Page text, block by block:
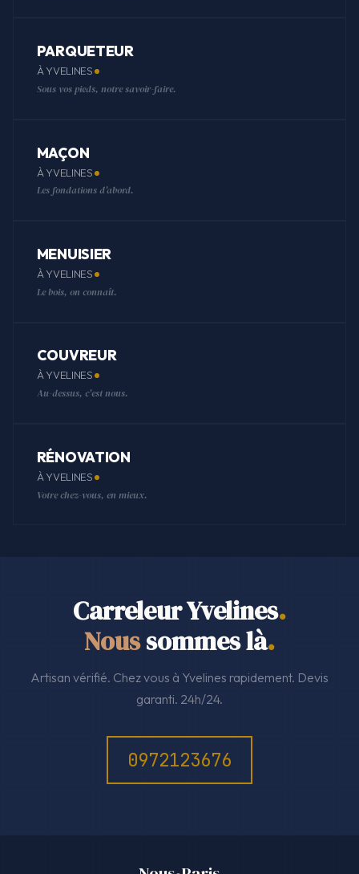
PARQUETEUR
À YVELINES
Sous vos pieds, notre savoir-faire.
MAÇON
À YVELINES
Les fondations d'abord.
MENUISIER
À YVELINES
Le bois, on connaît.
COUVREUR
À YVELINES
Au-dessus, c'est nous.
RÉNOVATION
À YVELINES
Votre chez-vous, en mieux.
Carreleur Yvelines.
Noussommes là.
Artisan vérifié. Chez vous à Yvelines rapidement. Devis
garanti. 24h/24.
0972123676